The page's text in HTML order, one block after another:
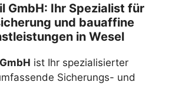
GmbH: Ihr Spezialist für
und bauaffine
in Wesel
ist Ihr spezialisierter
Sicherungs- und